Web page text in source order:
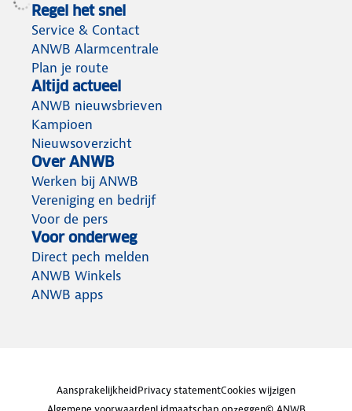
Regel het snel
Service & Contact
ANWB Alarmcentrale
Plan je route
Altijd actueel
ANWB nieuwsbrieven
Kampioen
Nieuwsoverzicht
Over ANWB
Werken bij ANWB
Vereniging en bedrijf
Voor de pers
Voor onderweg
Direct pech melden
ANWB Winkels
ANWB apps
AansprakelijkheidPrivacy statementCookies wijzigen